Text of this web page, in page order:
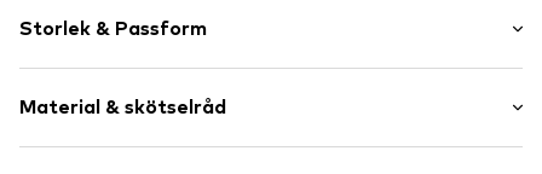
Rund tå
Profilsula
Materialmix
Storlek & Passform
Material & skötselråd